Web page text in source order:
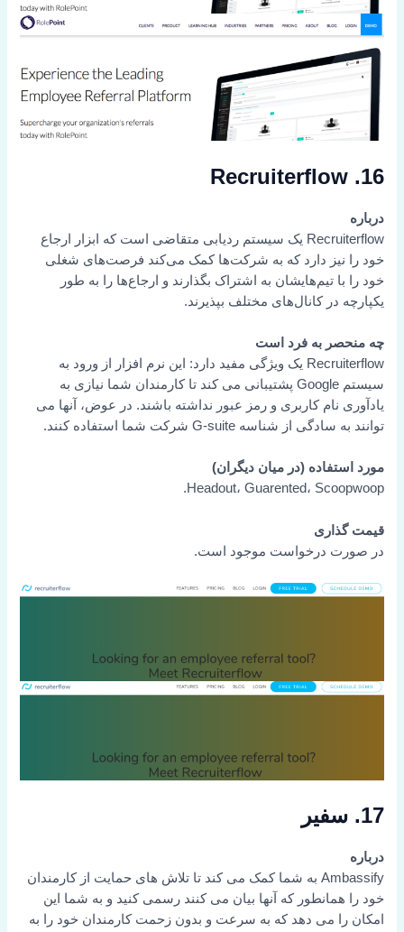
16. Recruiterflow
درباره
Recruiterflow یک سیستم ردیابی متقاضی است که ابزار ارجاع
خود را نیز دارد که به شرکت‌ها کمک می‌کند فرصت‌های شغلی
خود را با تیم‌هایشان به اشتراک بگذارند و ارجاع‌ها را به طور
یکپارچه در کانال‌های مختلف بپذیرند.
چه منحصر به فرد است
Recruiterflow یک ویژگی مفید دارد: این نرم افزار از ورود به
سیستم Google پشتیبانی می کند تا کارمندان شما نیازی به
یادآوری نام کاربری و رمز عبور نداشته باشند. در عوض، آنها می
توانند به سادگی از شناسه G-suite شرکت شما استفاده کنند.
مورد استفاده (در میان دیگران)
Headout، Guarented، Scoopwoop.
قیمت گذاری
در صورت درخواست موجود است.
17. سفیر
درباره
Ambassify به شما کمک می کند تا تلاش های حمایت از کارمندان
خود را همانطور که آنها بیان می کنند رسمی کنید و به شما این
امکان را می دهد که به سرعت و بدون زحمت کارمندان خود را به